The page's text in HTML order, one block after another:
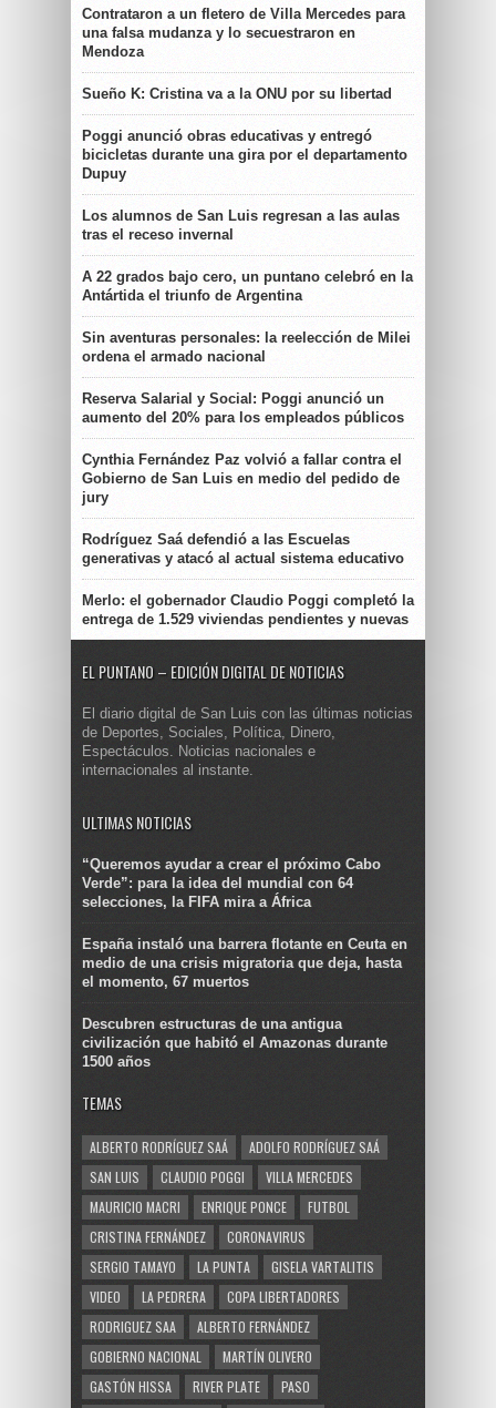
Contrataron a un fletero de Villa Mercedes para
una falsa mudanza y lo secuestraron en
Mendoza
Sueño K: Cristina va a la ONU por su libertad
Poggi anunció obras educativas y entregó
bicicletas durante una gira por el departamento
Dupuy
Los alumnos de San Luis regresan a las aulas
tras el receso invernal
A 22 grados bajo cero, un puntano celebró en la
Antártida el triunfo de Argentina
Sin aventuras personales: la reelección de Milei
ordena el armado nacional
Reserva Salarial y Social: Poggi anunció un
aumento del 20% para los empleados públicos
Cynthia Fernández Paz volvió a fallar contra el
Gobierno de San Luis en medio del pedido de
jury
Rodríguez Saá defendió a las Escuelas
generativas y atacó al actual sistema educativo
Merlo: el gobernador Claudio Poggi completó la
entrega de 1.529 viviendas pendientes y nuevas
EL PUNTANO – EDICIÓN DIGITAL DE NOTICIAS
El diario digital de San Luis con las últimas noticias
de Deportes, Sociales, Política, Dinero,
Espectáculos. Noticias nacionales e
internacionales al instante.
ULTIMAS NOTICIAS
“Queremos ayudar a crear el próximo Cabo
Verde”: para la idea del mundial con 64
selecciones, la FIFA mira a África
España instaló una barrera flotante en Ceuta en
medio de una crisis migratoria que deja, hasta
el momento, 67 muertos
Descubren estructuras de una antigua
civilización que habitó el Amazonas durante
1500 años
TEMAS
ALBERTO RODRÍGUEZ SAÁ
ADOLFO RODRÍGUEZ SAÁ
SAN LUIS
CLAUDIO POGGI
VILLA MERCEDES
MAURICIO MACRI
ENRIQUE PONCE
FUTBOL
CRISTINA FERNÁNDEZ
CORONAVIRUS
SERGIO TAMAYO
LA PUNTA
GISELA VARTALITIS
VIDEO
LA PEDRERA
COPA LIBERTADORES
RODRIGUEZ SAA
ALBERTO FERNÁNDEZ
GOBIERNO NACIONAL
MARTÍN OLIVERO
GASTÓN HISSA
RIVER PLATE
PASO